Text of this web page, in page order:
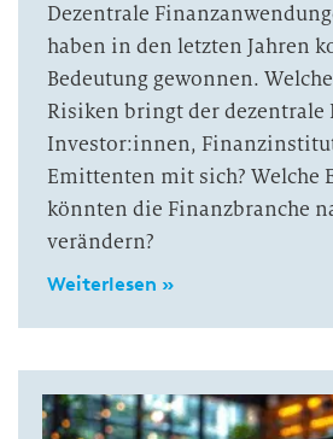
Dezentrale
haben in den letzten Jahren
Bedeutung gewonnen.
Risiken bringt der dezentrale
Investor:innen,
Emittenten mit sich? Welche
könnten die Finanzbranche
verändern?
Weiterlesen »